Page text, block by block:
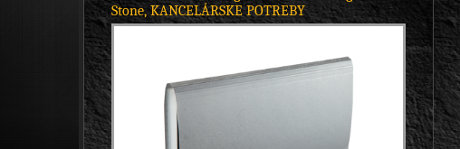
Stone, KANCELÁRSKE POTREBY